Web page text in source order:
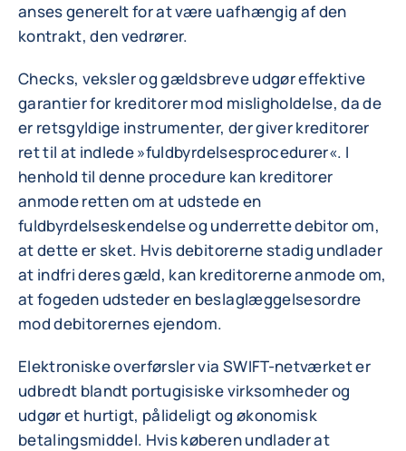
anses generelt for at være uafhængig af den
kontrakt, den vedrører.
Checks, veksler og gældsbreve udgør effektive
garantier for kreditorer mod misligholdelse, da de
er retsgyldige instrumenter, der giver kreditorer
ret til at indlede »fuldbyrdelsesprocedurer«. I
henhold til denne procedure kan kreditorer
anmode retten om at udstede en
fuldbyrdelseskendelse og underrette debitor om,
at dette er sket. Hvis debitorerne stadig undlader
at indfri deres gæld, kan kreditorerne anmode om,
at fogeden udsteder en beslaglæggelsesordre
mod debitorernes ejendom.
Elektroniske overførsler via SWIFT-netværket er
udbredt blandt portugisiske virksomheder og
udgør et hurtigt, pålideligt og økonomisk
betalingsmiddel. Hvis køberen undlader at